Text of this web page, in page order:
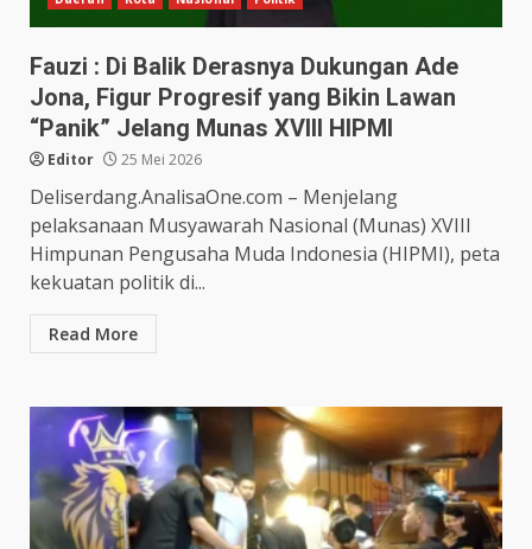
Fauzi : Di Balik Derasnya Dukungan Ade
Jona, Figur Progresif yang Bikin Lawan
“Panik” Jelang Munas XVIII HIPMI
Editor 25 Mei 2026
Deliserdang.AnalisaOne.com – Menjelang
pelaksanaan Musyawarah Nasional (Munas) XVIII
Himpunan Pengusaha Muda Indonesia (HIPMI), peta
kekuatan politik di...
Read More